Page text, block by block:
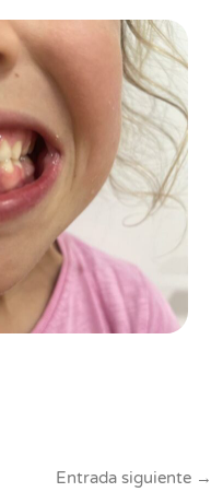
Entrada siguiente →